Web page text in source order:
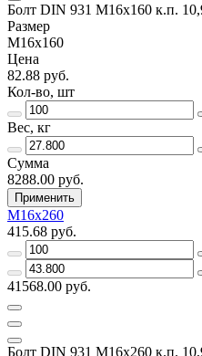
Болт DIN 931 М16х160 к.п.
Размер
М16х160
Цена
82.88 руб.
Кол-во, шт
Вес, кг
Сумма
8288.00 руб.
Применить
М16х260
415.68 руб.
41568.00 руб.
Болт DIN 931 М16х260 к.п.